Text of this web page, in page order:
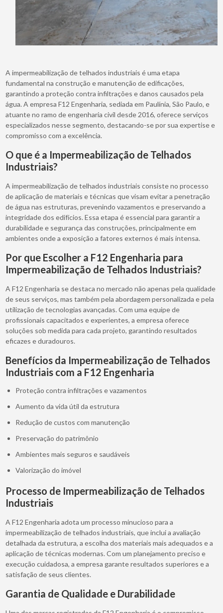
A impermeabilização de telhados industriais é uma etapa
fundamental na construção e manutenção de edificações,
garantindo a proteção contra infiltrações e danos causados pela
água. A empresa F12 Engenharia, sediada em Paulínia, São Paulo, e
atuante no ramo de engenharia civil desde 2016, oferece serviços
especializados nesse segmento, destacando-se por sua expertise e
compromisso com a excelência.
O que é a Impermeabilização de Telhados
Industriais?
A impermeabilização de telhados industriais consiste no processo
de aplicação de materiais e técnicas que visam evitar a penetração
de água nas estruturas, prevenindo vazamentos e preservando a
integridade dos edifícios. Essa etapa é essencial para garantir a
durabilidade e segurança das construções, principalmente em
ambientes onde a exposição a fatores externos é mais intensa.
Por que Escolher a F12 Engenharia para
Impermeabilização de Telhados Industriais?
A F12 Engenharia se destaca no mercado não apenas pela qualidade
de seus serviços, mas também pela abordagem personalizada e pela
utilização de tecnologias avançadas. Com uma equipe de
profissionais capacitados e experientes, a empresa oferece
soluções sob medida para cada projeto, garantindo resultados
eficazes e duradouros.
Benefícios da Impermeabilização de Telhados
Industriais com a F12 Engenharia
Proteção contra infiltrações e vazamentos
Aumento da vida útil da estrutura
Redução de custos com manutenção
Preservação do patrimônio
Ambientes mais seguros e saudáveis
Valorização do imóvel
Processo de Impermeabilização de Telhados
Industriais
A F12 Engenharia adota um processo minucioso para a
impermeabilização de telhados industriais, que inclui a avaliação
detalhada da estrutura, a escolha dos materiais mais adequados e a
aplicação de técnicas modernas. Com um planejamento preciso e
execução cuidadosa, a empresa garante resultados superiores e a
satisfação de seus clientes.
Garantia de Qualidade e Durabilidade